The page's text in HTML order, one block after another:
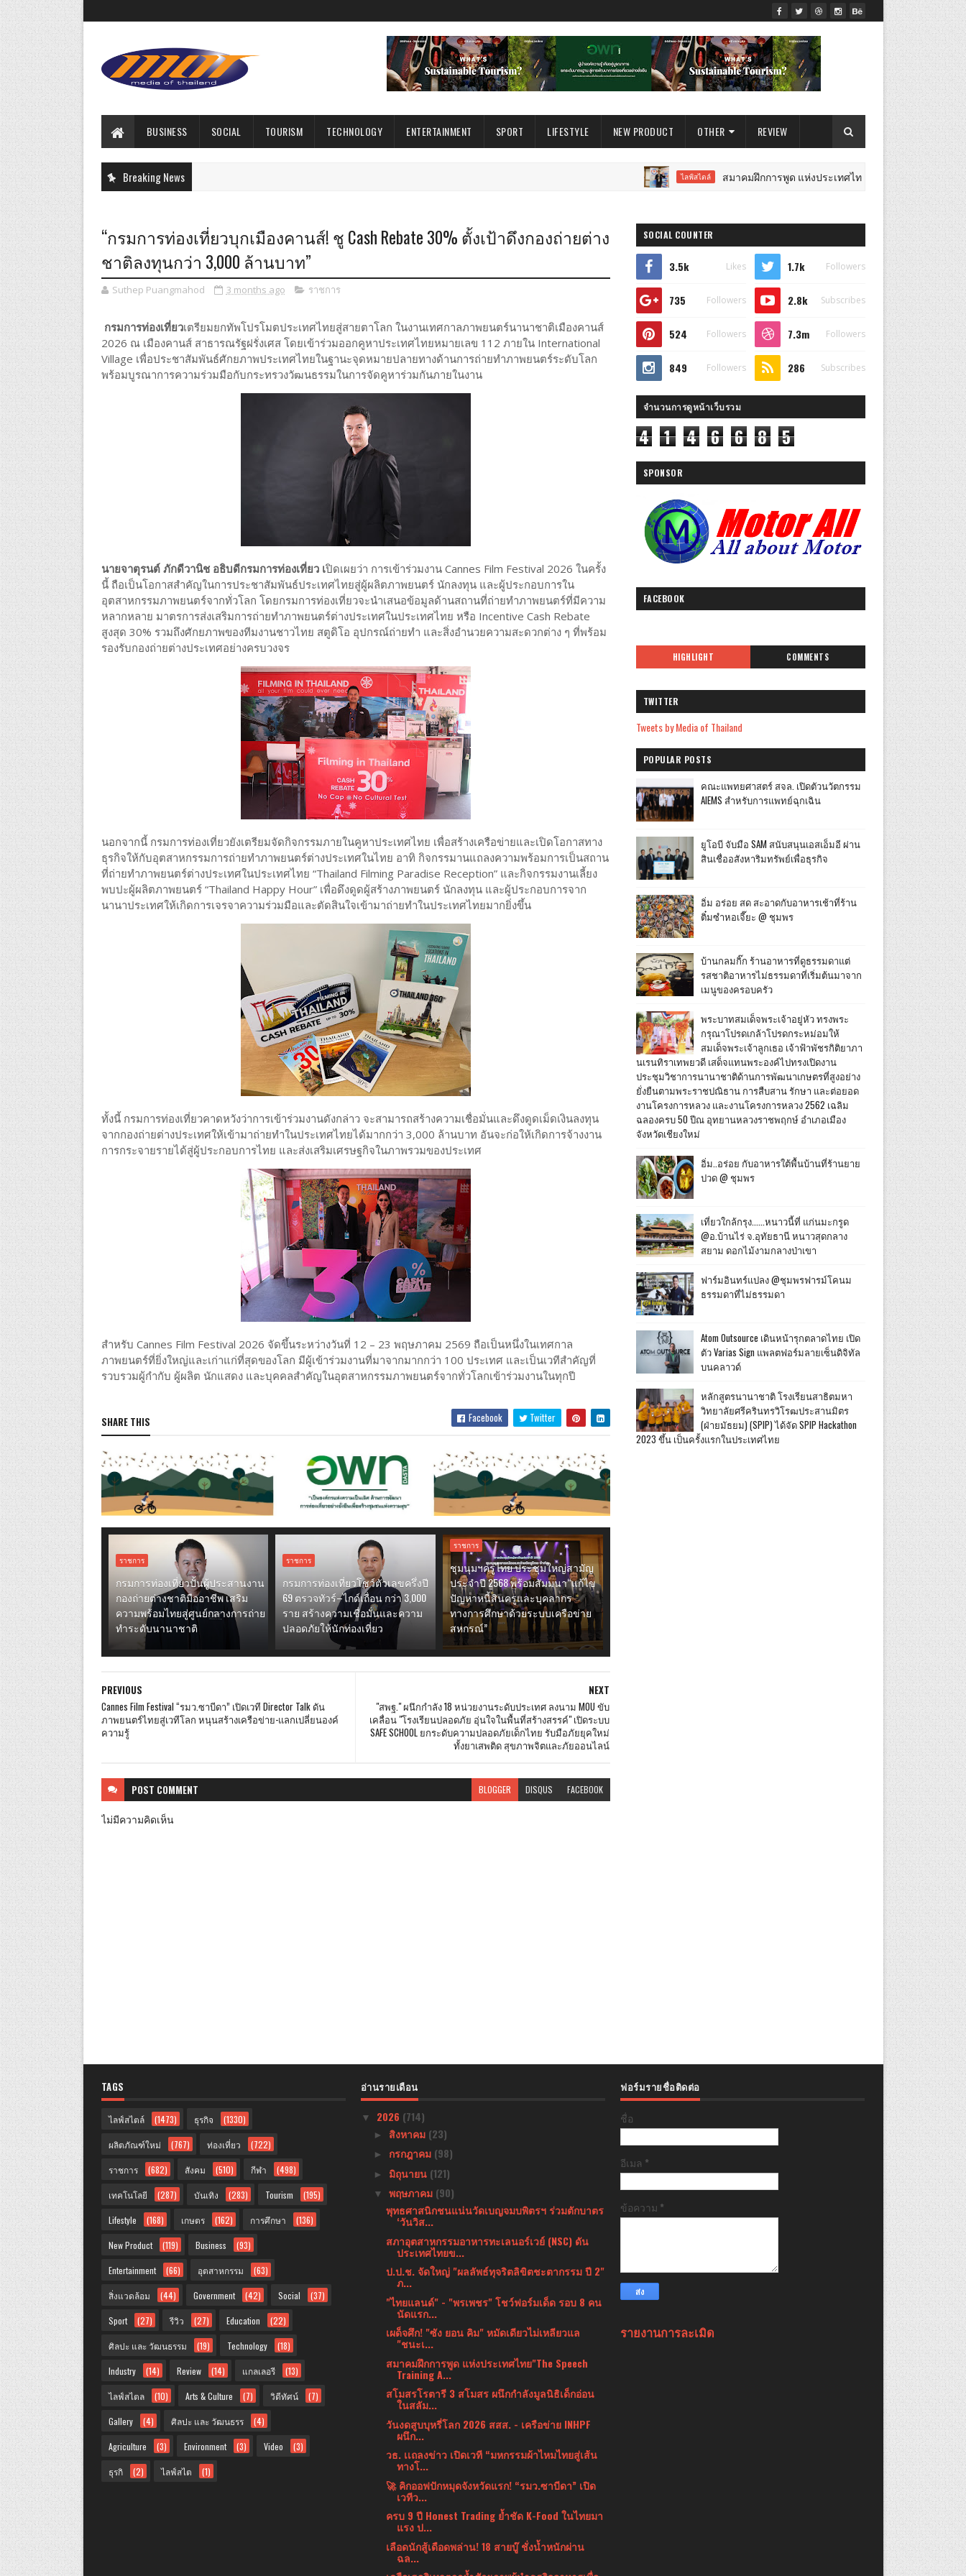
BUSINESS SOCIAL TOURISM TECHNOLOGY ENTERTAINMENT SPORT LIFESTYLE NEW PRODUCT OTHER REVIEW
Breaking News ไลฟ์สไตล์ สมาคมฝึกการพูด แห่งประเทศไทย"The Speech Training Association of
“กรมการท่องเที่ยวบุกเมืองคานส์! ชู Cash Rebate 30% ตั้งเป้าดึงกองถ่ายต่าง
ชาติลงทุนกว่า 3,000 ล้านบาท”
Suthep Puangmahod 3 months ago ราชการ
กรมการท่องเที่ยวเตรียมยกทัพโปรโมตประเทศไทยสู่สายตาโลก ในงานเทศกาลภาพยนตร์นานาชาติเมืองคานส์
2026 ณ เมืองคานส์ สาธารณรัฐฝรั่งเศส โดยเข้าร่วมออกคูหาประเทศไทยหมายเลข 112 ภายใน International
Village เพื่อประชาสัมพันธ์ศักยภาพประเทศไทยในฐานะจุดหมายปลายทางด้านการถ่ายทำภาพยนตร์ระดับโลก
พร้อมบูรณาการความร่วมมือกับกระทรวงวัฒนธรรมในการจัดคูหาร่วมกันภายในงาน
นายจาตุรนต์ ภักดีวานิช อธิบดีกรมการท่องเที่ยว เปิดเผยว่า การเข้าร่วมงาน Cannes Film Festival 2026 ในครั้ง
นี้ ถือเป็นโอกาสสำคัญในการประชาสัมพันธ์ประเทศไทยสู่ผู้ผลิตภาพยนตร์ นักลงทุน และผู้ประกอบการใน
อุตสาหกรรมภาพยนตร์จากทั่วโลก โดยกรมการท่องเที่ยวจะนำเสนอข้อมูลด้านสถานที่ถ่ายทำภาพยนตร์ที่มีความ
หลากหลาย มาตรการส่งเสริมการถ่ายทำภาพยนตร์ต่างประเทศในประเทศไทย หรือ Incentive Cash Rebate
สูงสุด 30% รวมถึงศักยภาพของทีมงานชาวไทย สตูดิโอ อุปกรณ์ถ่ายทำ และสิ่งอำนวยความสะดวกต่าง ๆ ที่พร้อม
รองรับกองถ่ายต่างประเทศอย่างครบวงจร
นอกจากนี้ กรมการท่องเที่ยวยังเตรียมจัดกิจกรรมภายในคูหาประเทศไทย เพื่อสร้างเครือข่ายและเปิดโอกาสทาง
ธุรกิจให้กับอุตสาหกรรมการถ่ายทำภาพยนตร์ต่างประเทศในไทย อาทิ กิจกรรมานแถลงความพร้อมการเป็นสถาน
ที่ถ่ายทำภาพยนตร์ต่างประเทศในประเทศไทย “Thailand Filming Paradise Reception” และกิจกรรมงานเลี้ยง
พบปะผู้ผลิตภาพยนตร์ “Thailand Happy Hour” เพื่อดึงดูดผู้สร้างภาพยนตร์ นักลงทุน และผู้ประกอบการจาก
นานาประเทศให้เกิดการเจรจาความร่วมมือและตัดสินใจเข้ามาถ่ายทำในประเทศไทยมากยิ่งขึ้น
ทั้งนี้ กรมการท่องเที่ยวคาดหวังว่าการเข้าร่วมงานดังกล่าว จะสามารถสร้างความเชื่อมั่นและดึงดูดเม็ดเงินลงทุน
จากกองถ่ายต่างประเทศให้เข้ามาถ่ายทำในประเทศไทยได้มากกว่า 3,000 ล้านบาท อันจะก่อให้เกิดการจ้างงาน
การกระจายรายได้สู่ผู้ประกอบการไทย และส่งเสริมเศรษฐกิจในภาพรวมของประเทศ
สำหรับ Cannes Film Festival 2026 จัดขึ้นระหว่างวันที่ 12 – 23 พฤษภาคม 2569 ถือเป็นหนึ่งในเทศกาล
ภาพยนตร์ที่ยิ่งใหญ่และเก่าแก่ที่สุดของโลก มีผู้เข้าร่วมงานที่มาจากมากกว่า 100 ประเทศ และเป็นเวทีสำคัญที่
รวบรวมผู้กำกับ ผู้ผลิต นักแสดง และบุคคลสำคัญในอุตสาหกรรมภาพยนตร์จากทั่วโลกเข้าร่วมงานในทุกปี
SHARE THIS Facebook Twitter
ราชการ
กรมการท่องเที่ยวปั้นผู้ประสานงาน
กองถ่ายต่างชาติมืออาชีพ เสริม
ความพร้อมไทยสู่ศูนย์กลางการถ่าย
ทำระดับนานาชาติ
ราชการ
กรมการท่องเที่ยวโชว์ตัวเลขครึ่งปี
69 ตรวจทัวร์–ไกด์เถื่อน กว่า 3,000
ราย สร้างความเชื่อมั่นและความ
ปลอดภัยให้นักท่องเที่ยว
ราชการ
ชุมนุมฯครูไทย ประชุมใหญ่สามัญ
ประจำปี 2568 พร้อมสัมมนา“แก้ไข
ปัญหาหนี้สินครูและบุคลากร
ทางการศึกษาด้วยระบบเครือข่าย
สหกรณ์”
NEXT
"สพฐ." ผนึกกำลัง 18 หน่วยงานระดับประเทศ ลงนาม MOU ขับ
เคลื่อน "โรงเรียนปลอดภัย อุ่นใจในพื้นที่สร้างสรรค์" เปิดระบบ
SAFE SCHOOL ยกระดับความปลอดภัยเด็กไทย รับมือภัยยุคใหม่
ทั้งยาเสพติด สุขภาพจิตและภัยออนไลน์
PREVIOUS
Cannes Film Festival “รมว.ซาบีดา” เปิดเวที Director Talk ดัน
ภาพยนตร์ไทยสู่เวทีโลก หนุนสร้างเครือข่าย-แลกเปลี่ยนองค์
ความรู้
POST COMMENT BLOGGER DISQUS FACEBOOK
ไม่มีความคิดเห็น
SOCIAL COUNTER
3.5k Likes 1.7k Followers
735 Followers 2.8k Subscribes
524 Followers 7.3m Followers
849 Followers 286 Subscribes
จำนวนการดูหน้าเว็บรวม
4 1 4 6 6 8 5
SPONSOR
FACEBOOK
HIGHLIGHT COMMENTS
TWITTER
Tweets by Media of Thailand
POPULAR POSTS
คณะแพทยศาสตร์ สจล. เปิดตัวนวัตกรรม
AIEMS สำหรับการแพทย์ฉุกเฉิน
ยูโอบี จับมือ SAM สนับสนุนเอสเอ็มอี ผ่าน
สินเชื่ออสังหาริมทรัพย์เพื่อธุรกิจ
อิ่ม อร่อย สด สะอาดกับอาหารเช้าที่ร้าน
ติ๋มซำหอเจี๊ยะ @ ชุมพร
บ้านกลมกิ๊ก ร้านอาหารที่ดูธรรมดาแต่
รสชาติอาหารไม่ธรรมดาที่เริ่มต้นมาจาก
เมนูของครอบครัว
พระบาทสมเด็จพระเจ้าอยู่หัว ทรงพระ
กรุณาโปรดเกล้าโปรดกระหม่อมให้
สมเด็จพระเจ้าลูกเธอ เจ้าฟ้าพัชรกิติยาภา
นเรนทิราเทพยวดี เสด็จแทนพระองค์ไปทรงเปิดงาน
ประชุมวิชาการนานาชาติด้านการพัฒนาเกษตรที่สูงอย่าง
ยั่งยืนตามพระราชปณิธาน การสืบสาน รักษา และต่อยอด
งานโครงการหลวง และงานโครงการหลวง 2562 เฉลิม
ฉลองครบ 50 ปีณ อุทยานหลวงราชพฤกษ์ อำเภอเมือง
จังหวัดเชียงใหม่
อิ่ม..อร่อย กับอาหารใต้พื้นบ้านที่ร้านยาย
ปวด @ ชุมพร
เที่ยวใกล้กรุง......หนาวนี้ที่ แก่นมะกรูด
@อ.บ้านไร่ จ.อุทัยธานี หนาวสุดกลาง
สยาม ดอกไม้งามกลางป่าเขา
ฟาร์มอินทร์แปลง @ชุมพรฟารม์โคนม
ธรรมดาที่ไม่ธรรมดา
Atom Outsource เดินหน้ารุกตลาดไทย เปิด
ตัว Varias Sign แพลตฟอร์มลายเซ็นดิจิทัล
บนคลาวด์
หลักสูตรนานาชาติ โรงเรียนสาธิตมหา
วิทยาลัยศรีครินทรวิโรฒประสานมิตร
(ฝ่ายมัธยม) (SPIP) ได้จัด SPIP Hackathon
2023 ขึ้น เป็นครั้งแรกในประเทศไทย
TAGS
ไลฟ์สไตล์ (1473) ธุรกิจ (1330)
ผลิตภัณฑ์ใหม่ (767) ท่องเที่ยว (722)
ราชการ (682) สังคม (510) กีฬา (498)
เทคโนโลยี (287) บันเทิง (283) Tourism (195)
Lifestyle (168) เกษตร (162) การศึกษา (136)
New Product (119) Business (93)
Entertainment (66) อุตสาหกรรม (63)
สิ่งแวดล้อม (44) Government (42) Social (37)
Sport (27) รีวิว (27) Education (22)
ศิลปะ และ วัฒนธรรม (19) Technology (18)
Industry (14) Review (14) แกลเลอรี (13)
ไลฟ์สไตล (10) Arts & Culture (7) วิดีทัศน์ (7)
Gallery (4) ศิลปะ และ วัฒนธรร (4)
Agriculture (3) Environment (3) Video (3)
ธุรกิ (2) ไลฟ์สไต (1)
อ่านรายเดือน
▼ 2026 (714)
► สิงหาคม (23)
► กรกฎาคม (98)
► มิถุนายน (121)
▼ พฤษภาคม (90)
พุทธศาสนิกชนแน่นวัดเบญจมบพิตรฯ ร่วมตักบาตร
‘วันวิส...
สภาอุตสาหกรรมอาหารทะเลนอร์เวย์ (NSC) ดัน
ประเทศไทยข...
ป.ป.ช. จัดใหญ่ "ผลลัพธ์ทุจริตลิขิตชะตากรรม ปี 2"
ภ...
"ไทยแลนด์" - "พรเพชร" โชว์ฟอร์มเด็ด รอบ 8 คน
นัดแรก...
เผด็จศึก! "ซัง ยอน คิม" หมัดเดียวไม่เหลียวแล
"ชนะเ...
สมาคมฝึกการพูด แห่งประเทศไทย"The Speech
Training A...
สโมสรโรตารี 3 สโมสร ผนึกกำลังมูลนิธิเด็กอ่อน
ในสลัม...
วันงดสูบบุหรี่โลก 2026 สสส. - เครือข่าย INHPF
ผนึก...
วธ. เเถลงข่าว เปิดเวที “มหกรรมผ้าไหมไทยสู่เส้น
ทางโ...
🚀 คิกออฟปักหมุดจังหวัดแรก! “รมว.ซาบีดา” เปิด
เวทีว...
ครบ 9 ปี Honest Trading ย้ำชัด K-Food ในไทยมา
แรง ป...
เลือดนักสู้เดือดพล่าน! 18 สายบู๊ ชั่งน้ำหนักผ่าน
ฉล...
ฟอร์มรายชื่อติดต่อ
ชื่อ
อีเมล *
ข้อความ *
รายงานการละเมิด